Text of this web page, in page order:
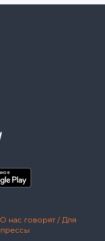
О нас говорят / Для
прессы